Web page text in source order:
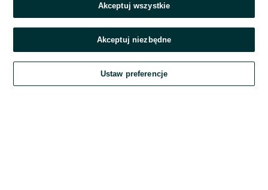
Zaloguj się
Kontynuując za pośrednictwem jednego z dostawców wskazanych powyżej,
OLX.pl w jego aktualnym brzmieniu.
Akceptuj wszystkie
Akceptuj niezbędne
Ustaw preferencje